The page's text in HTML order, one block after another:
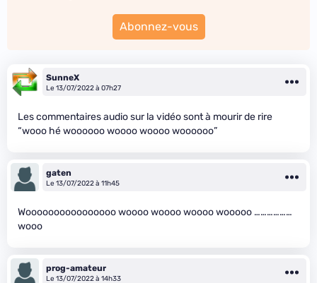
Abonnez-vous
SunneX
Le 13/07/2022 à 07h27
Les commentaires audio sur la vidéo sont à mourir de rire
“wooo hé woooooo woooo woooo woooooo”
gaten
Le 13/07/2022 à 11h45
Woooooooooooooooo woooo woooo woooo wooooo ………………
wooo
prog-amateur
Le 13/07/2022 à 14h33